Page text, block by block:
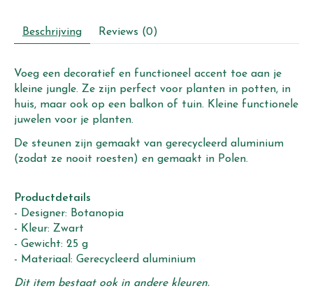
Beschrijving Reviews (0)
Voeg een decoratief en functioneel accent toe aan je
kleine jungle. Ze zijn perfect voor planten in potten, in
huis, maar ook op een balkon of tuin. Kleine functionele
juwelen voor je planten.
De steunen zijn gemaakt van gerecycleerd aluminium
(zodat ze nooit roesten) en gemaakt in Polen.
Productdetails
- Designer: Botanopia
- Kleur: Zwart
- Gewicht: 25 g
- Materiaal: Gerecycleerd aluminium
Dit item bestaat ook in andere kleuren.